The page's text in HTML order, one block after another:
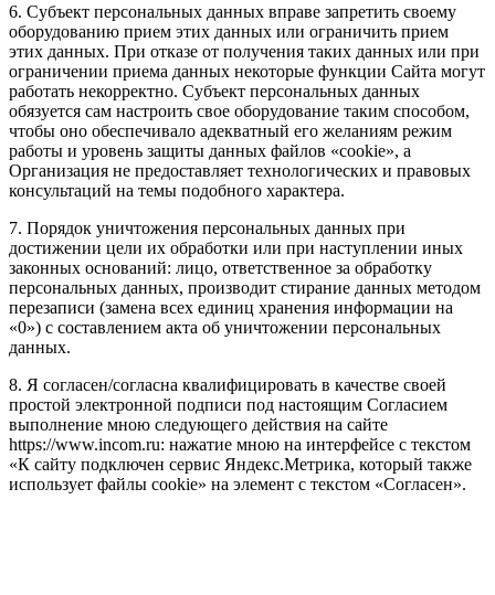
6. Субъект персональных данных вправе запретить своему
оборудованию прием этих данных или ограничить прием
этих данных. При отказе от получения таких данных или при
ограничении приема данных некоторые функции Сайта могут
работать некорректно. Субъект персональных данных
обязуется сам настроить свое оборудование таким способом,
чтобы оно обеспечивало адекватный его желаниям режим
работы и уровень защиты данных файлов «cookie», а
Организация не предоставляет технологических и правовых
консультаций на темы подобного характера.
7. Порядок уничтожения персональных данных при
достижении цели их обработки или при наступлении иных
законных оснований: лицо, ответственное за обработку
персональных данных, производит стирание данных методом
перезаписи (замена всех единиц хранения информации на
«0») с составлением акта об уничтожении персональных
данных.
8. Я согласен/согласна квалифицировать в качестве своей
простой электронной подписи под настоящим Согласием
выполнение мною следующего действия на сайте
https://www.incom.ru: нажатие мною на интерфейсе с текстом
«К сайту подключен сервис Яндекс.Метрика, который также
использует файлы cookie» на элемент с текстом «Согласен».